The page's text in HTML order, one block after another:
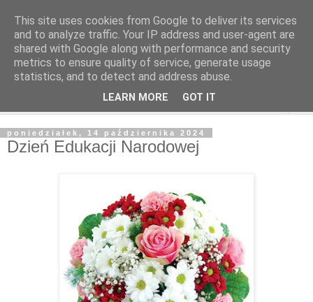
poniedziałek, 14 października 2024
Dzień Edukacji Narodowej
This site uses cookies from Google to deliver its services
and to analyze traffic. Your IP address and user-agent are
shared with Google along with performance and security
metrics to ensure quality of service, generate usage
statistics, and to detect and address abuse.
LEARN MORE GOT IT